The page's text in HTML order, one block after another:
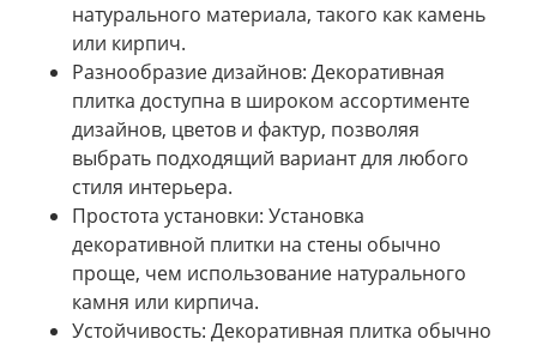
натурального материала, такого как камень
или кирпич.
Разнообразие дизайнов: Декоративная
плитка доступна в широком ассортименте
дизайнов, цветов и фактур, позволяя
выбрать подходящий вариант для любого
стиля интерьера.
Простота установки: Установка
декоративной плитки на стены обычно
проще, чем использование натурального
камня или кирпича.
Устойчивость: Декоративная плитка обычно